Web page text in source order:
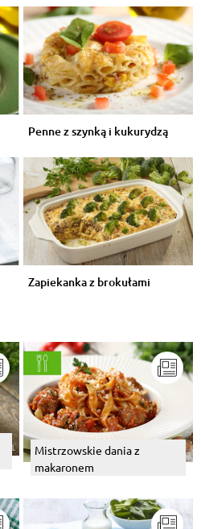
Penne z szynką i kukurydzą
Zapiekanka z brokułami
Mistrzowskie dania z
makaronem